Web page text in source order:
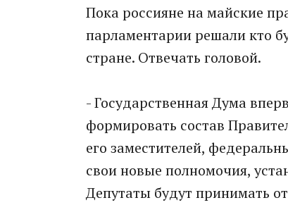
Пока россияне на майские
парламентарии решали кто
стране. Отвечать головой.
- Государственная Дума
формировать состав
его заместителей,
свои новые полномочия,
Депутаты будут принимать